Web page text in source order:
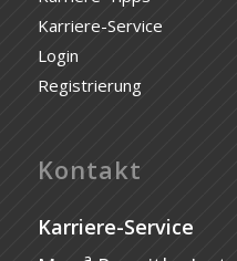
Karriere-Service
Login
Registrierung
Kontakt
Karriere-Service